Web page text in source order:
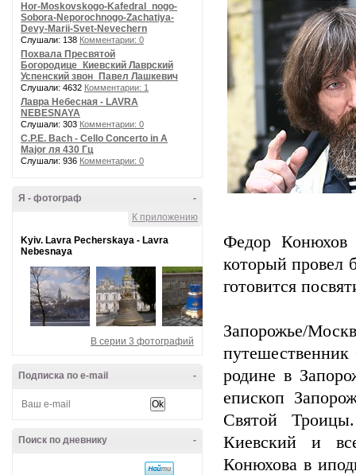
Hor-Moskovskogo-Kafedral_nogo-
Sobora-Neporochnogo-Zachatiya-
Devy-Marii-Svet-Nevechern
Слушали: 138 Комментарии: 0
Похвала Пресвятой
Богородице_Киевский Лаврский
Успенский звон_Павел Лашкевич
Слушали: 4632 Комментарии: 1
Лавра Небесная - LAVRA
NEBESNAYA
Слушали: 303 Комментарии: 0
C.P.E. Bach - Cello Concerto in A
Major ля 430 Гц
Слушали: 936 Комментарии: 0
-
Я - фотограф
К приложению
Kyiv. Lavra Pecherskaya - Lavra
Nebesnaya
В серии 3 фотографий
-
Подписка по e-mail
-
Поиск по дневнику
Федор Конюхов
который провел
готовится
Запорожье/
родине в
епископ
Святой
Киевский и
Конюхова в